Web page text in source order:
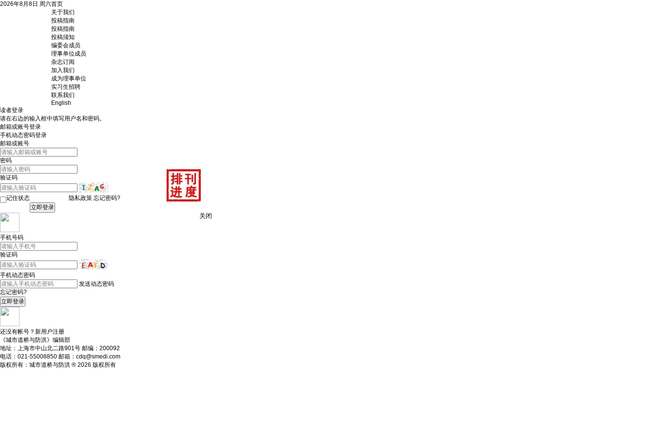
2026年8月8日 周六首页
关于我们
投稿指南
投稿指南
投稿须知
编委会成员
理事单位成员
杂志订阅
加入我们
成为理事单位
实习生招聘
联系我们
English
读者登录
请在右边的输入框中填写用户名和密码。
邮箱或账号登录
手机动态密码登录
邮箱或账号
密码
验证码
记住状态 隐私政策 忘记密码?
手机号码
验证码
手机动态密码
发送动态密码
忘记密码?
还没有帐号？ 新用户注册
《城市道桥与防洪》编辑部
地址：上海市中山北二路901号 邮编：200092
电话：021-55008850 邮箱：cdq@smedi.com
版权所有：城市道桥与防洪 ® 2026 版权所有
关闭